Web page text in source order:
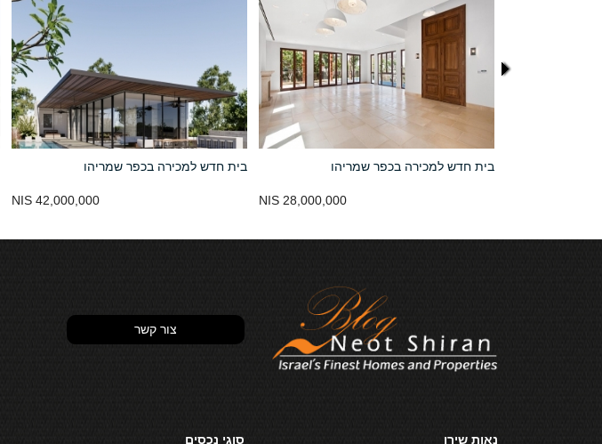
בית חדש למכירה בכפר שמריהו
42,000,000 NIS
בית חדש למכירה בכפר שמריהו
28,000,000 NIS
צור קשר
נאות שירן סוגי נכסים